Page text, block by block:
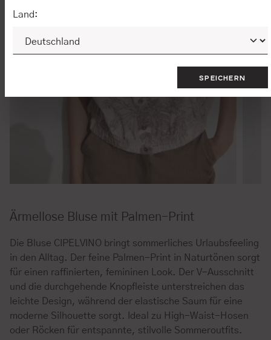
Ärmellose Bluse mit Palmen-Print
Die Bluse CIPELVINO bringt sommerliches Urlaubsfeeling
in den Alltag. Der feine Palmen-Print in Naturtönen sorgt
für einen raffinierten, femininen Look. Der V-Ausschnitt
und die durchgehende Knopfleiste unterstreichen das
leichte Design, während der elastische Saum für eine
moderne Silhouette sorgt. Ideal zu High-Waist-Hosen
oder Röcken für entspannte, stilvolle Sommeroutfits.
Land:
SPEICHERN